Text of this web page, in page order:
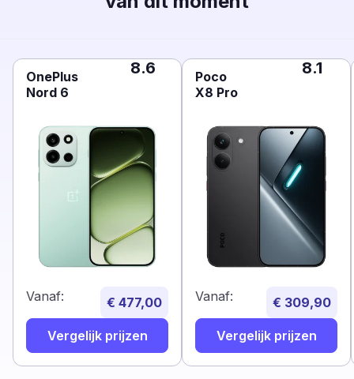
OnePlus
Nord 6
8.6
Vanaf: € 477,00
Vergelijk prijzen
Poco
X8 Pro
8.1
Vanaf: € 309,90
Vergelijk prijzen